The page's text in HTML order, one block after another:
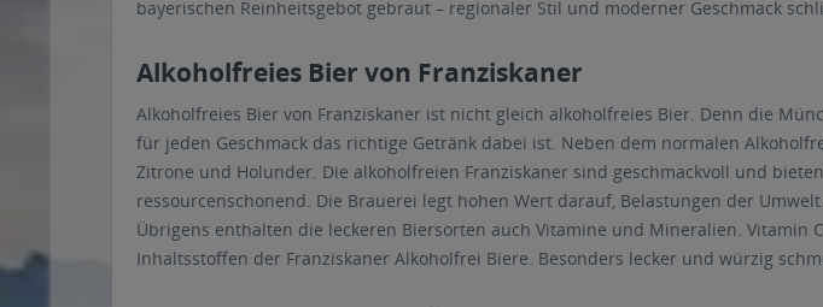
bayerischen Reinheitsgebot gebraut – regionaler Stil und moderner Geschmack
Alkoholfreies Bier von Franziskaner
Alkoholfreies Bier von Franziskaner ist nicht gleich alkoholfreies Bier. Denn die
für jeden Geschmack das richtige Getränk dabei ist. Neben dem normalen
Zitrone und Holunder. Die alkoholfreien Franziskaner sind geschmackvoll und
ressourcenschonend. Die Brauerei legt hohen Wert darauf, Belastungen der
Übrigens enthalten die leckeren Biersorten auch Vitamine und Mineralien. Vitamin
Inhaltsstoffen der Franziskaner Alkoholfrei Biere. Besonders lecker und würzig